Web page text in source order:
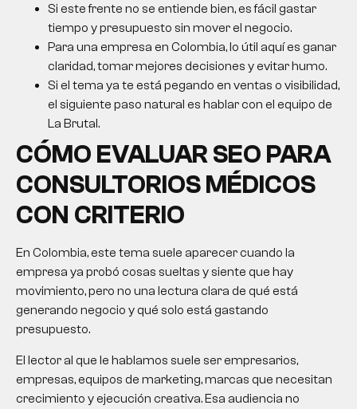
Si este frente no se entiende bien, es fácil gastar
tiempo y presupuesto sin mover el negocio.
Para una empresa en Colombia, lo útil aquí es ganar
claridad, tomar mejores decisiones y evitar humo.
Si el tema ya te está pegando en ventas o visibilidad,
el siguiente paso natural es hablar con el equipo de
La Brutal.
CÓMO EVALUARSEO PARA
CONSULTORIOS MÉDICOS
CON CRITERIO
En Colombia, este tema suele aparecer cuando la
empresa ya probó cosas sueltas y siente que hay
movimiento, pero no una lectura clara de qué está
generando negocio y qué solo está gastando
presupuesto.
El lector al que le hablamos suele ser empresarios,
empresas, equipos de marketing, marcas que necesitan
crecimiento y ejecución creativa. Esa audiencia no